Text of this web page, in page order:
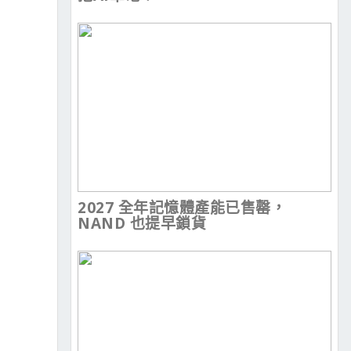
2027 全年記憶體產能已售罄，
NAND 也提早鎖貨